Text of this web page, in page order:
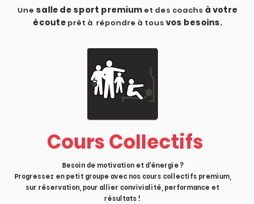
Une salle de sport premium et des coachs à votre
écouteprêt à répondre à tous vos besoins.
Cours Collectifs
Besoin de motivation et d'énergie ?
Progressez en petit groupe avec nos cours collectifs premium,
sur réservation, pour allier convivialité, performance et
résultats !